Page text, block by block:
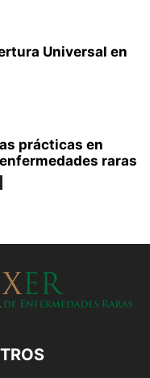
Universal en
prácticas en
raras